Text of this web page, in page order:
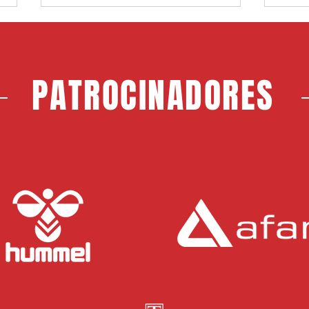
PATROCINADORES